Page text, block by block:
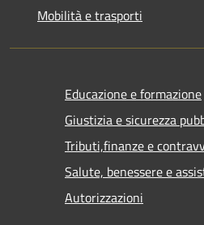
Mobilità e trasporti
Educazione e formazione
Giustizia e sicurezza
Tributi,finanze e
Salute, benessere e
Autorizzazioni